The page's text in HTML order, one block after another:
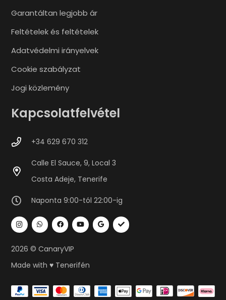
Garantáltan legjobb ár
Feltételek és feltételek
Adatvédelmi irányelvek
Cookie szabályzat
Jogi közlemény
Kapcsolatfelvétel
+34 629 670 312
Calle El Sauce, 9, Local 3
Costa Adeje, Tenerife
Naponta 9:00-tól 22:00-ig
2026 © CanaryVIP
Made with ♥ Tenerifén